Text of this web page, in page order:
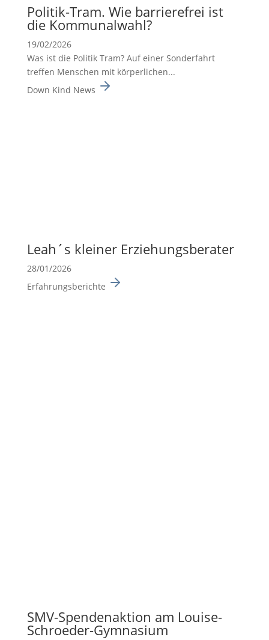
Politik-Tram. Wie barrie­re­frei ist
die Kommu­nal­wahl?
19/02/2026
Was ist die Politik Tram? Auf einer Sonderfahrt
treffen Menschen mit körperlichen...
Down Kind News
Leah´s kleiner Erzie­hungs­be­rater
28/01/2026
Erfahrungsberichte
SMV-Spenden­ak­tion am Louise-
Schroeder-Gymna­sium